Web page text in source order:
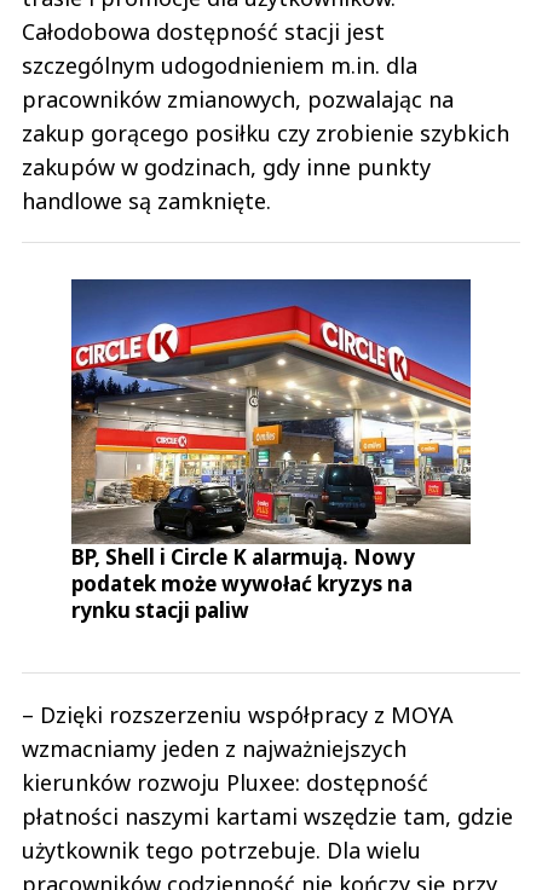
Całodobowa dostępność stacji jest
szczególnym udogodnieniem m.in. dla
pracowników zmianowych, pozwalając na
zakup gorącego posiłku czy zrobienie szybkich
zakupów w godzinach, gdy inne punkty
handlowe są zamknięte.
BP, Shell i Circle K alarmują. Nowy
podatek może wywołać kryzys na
rynku stacji paliw
– Dzięki rozszerzeniu współpracy z MOYA
wzmacniamy jeden z najważniejszych
kierunków rozwoju Pluxee: dostępność
płatności naszymi kartami wszędzie tam, gdzie
użytkownik tego potrzebuje. Dla wielu